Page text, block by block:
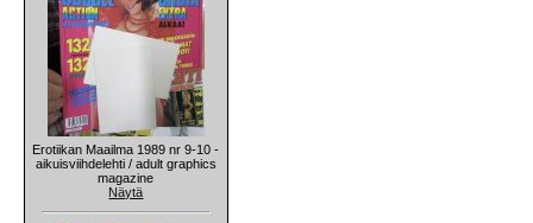
Erotiikan Maailma 1989 nr 9-10 -
aikuisviihdelehti / adult graphics
magazine
Näytä